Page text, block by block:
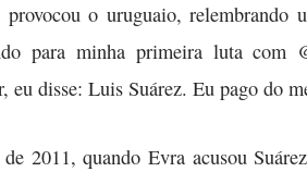
o uruguaio,
para minha primeira luta com
eu disse: Luis Suárez. Eu pago do
2011, quando Evra acusou